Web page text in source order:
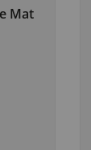
Mat